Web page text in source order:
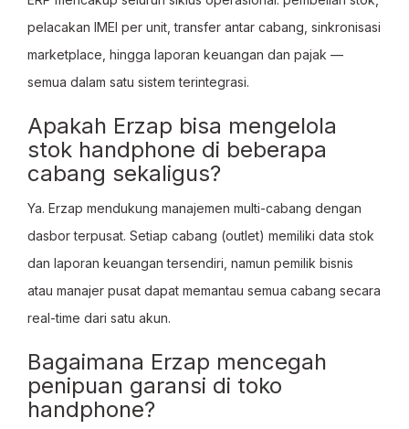
pelacakan IMEI per unit, transfer antar cabang, sinkronisasi
marketplace, hingga laporan keuangan dan pajak —
semua dalam satu sistem terintegrasi.
Apakah Erzap bisa mengelola
stok handphone di beberapa
cabang sekaligus?
Ya. Erzap mendukung manajemen multi-cabang dengan
dasbor terpusat. Setiap cabang (outlet) memiliki data stok
dan laporan keuangan tersendiri, namun pemilik bisnis
atau manajer pusat dapat memantau semua cabang secara
real-time dari satu akun.
Bagaimana Erzap mencegah
penipuan garansi di toko
handphone?